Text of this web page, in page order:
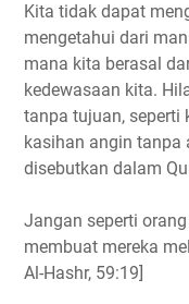
Kita tidak dapat
mengetahui dari
mana kita berasal
kedewasaan kita.
tanpa tujuan, seperti
kasihan angin tanpa
disebutkan dalam
Jangan seperti
membuat mereka
Al-Hashr, 59:19]